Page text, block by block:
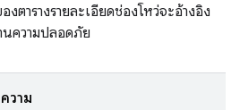
งตารางรายละเอียดช่องโหว่จะอ้างอิง
นความปลอดภัย
วาม